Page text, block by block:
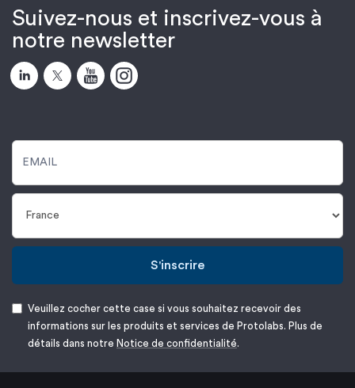
Suivez-nous et inscrivez-vous à
notre newsletter
S'inscrire
Veuillez cocher cette case si vous souhaitez recevoir des
informations sur les produits et services de Protolabs. Plus de
détails dans notre Notice de confidentialité.